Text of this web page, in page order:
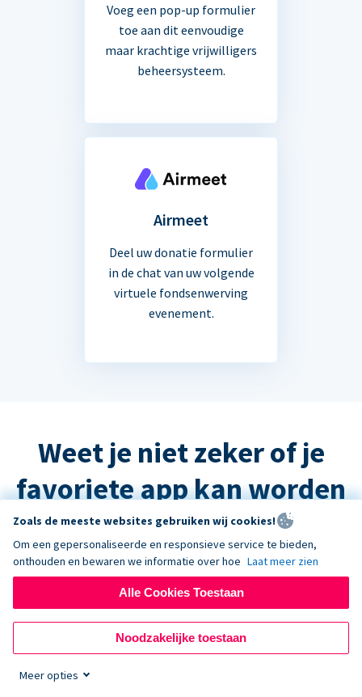
Voeg een pop-up formulier
toe aan dit eenvoudige
maar krachtige vrijwilligers
beheersysteem.
Airmeet
Deel uw donatie formulier
in de chat van uw volgende
virtuele fondsenwerving
evenement.
Weet je niet zeker of je
favoriete app kan worden
geïntegreerd?
Het antwoord is waarschijnlijk ja, maar
neem contact op met de ondersteuning
en we helpen u graag verder!
Zoals de meeste websites gebruiken wij cookies!
Om een gepersonaliseerde en responsieve service te bieden,
onthouden en bewaren we informatie over hoe Laat meer zien
Alle Cookies Toestaan
Noodzakelijke toestaan
Meer opties